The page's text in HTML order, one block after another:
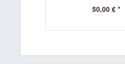
50,00 € *